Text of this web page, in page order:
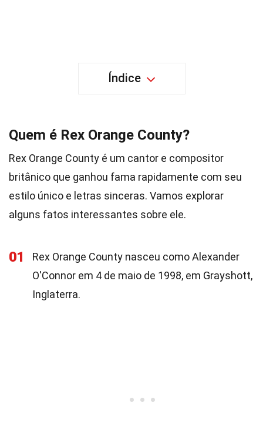
Índice
Quem é Rex Orange County?
Rex Orange County é um cantor e compositor
britânico que ganhou fama rapidamente com seu
estilo único e letras sinceras. Vamos explorar
alguns fatos interessantes sobre ele.
01
Rex Orange County nasceu como Alexander
O'Connor em 4 de maio de 1998, em Grayshott,
Inglaterra.